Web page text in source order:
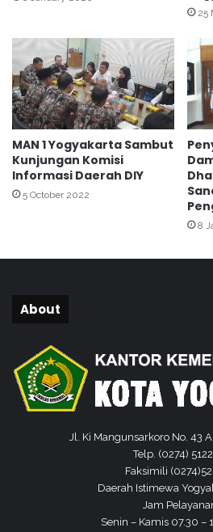
s
I
j
a
b
d
i
B
a
25
MAN 1 Yogyakarta Sambut
Kunjungan Komisi
Informasi Daerah DIY
5 October 2022
8
About
Jl. Ki Mangunsarkoro No. 43
Telp. (0274)
Faksimili
Daerah Istimewa
Jam
Senin – Kamis 07.30 –